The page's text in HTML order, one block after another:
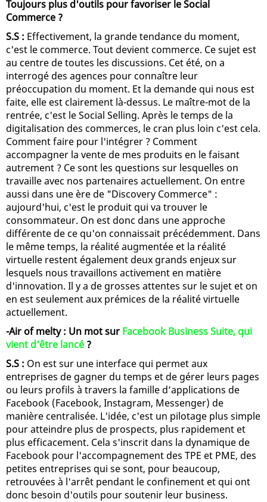
Toujours plus d'outils pour favoriser le Social
Commerce ?
S.S : Effectivement, la grande tendance du moment,
c'est le commerce. Tout devient commerce. Ce sujet est
au centre de toutes les discussions. Cet été, on a
interrogé des agences pour connaître leur
préoccupation du moment. Et la demande qui nous est
faite, elle est clairement là-dessus. Le maître-mot de la
rentrée, c'est le Social Selling. Après le temps de la
digitalisation des commerces, le cran plus loin c'est cela.
Comment faire pour l'intégrer ? Comment
accompagner la vente de mes produits en le faisant
autrement ? Ce sont les questions sur lesquelles on
travaille avec nos partenaires actuellement. On entre
aussi dans une ère de "Discovery Commerce" :
aujourd'hui, c'est le produit qui va trouver le
consommateur. On est donc dans une approche
différente de ce qu'on connaissait précédemment. Dans
le même temps, la réalité augmentée et la réalité
virtuelle restent également deux grands enjeux sur
lesquels nous travaillons activement en matière
d'innovation. Il y a de grosses attentes sur le sujet et on
en est seulement aux prémices de la réalité virtuelle
actuellement.
-Air of melty : Un mot sur Facebook Business Suite, qui
vient d'être lancé ?
S.S : On est sur une interface qui permet aux
entreprises de gagner du temps et de gérer leurs pages
ou leurs profils à travers la famille d’applications de
Facebook (Facebook, Instagram, Messenger) de
manière centralisée. L'idée, c'est un pilotage plus simple
pour atteindre plus de prospects, plus rapidement et
plus efficacement. Cela s'inscrit dans la dynamique de
Facebook pour l'accompagnement des TPE et PME, des
petites entreprises qui se sont, pour beaucoup,
retrouvées à l'arrêt pendant le confinement et qui ont
donc besoin d'outils pour soutenir leur business.